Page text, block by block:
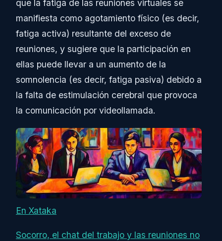
que la fatiga de las reuniones virtuales se
manifiesta como agotamiento físico (es decir,
fatiga activa) resultante del exceso de
reuniones, y sugiere que la participación en
ellas puede llevar a un aumento de la
somnolencia (es decir, fatiga pasiva) debido a
la falta de estimulación cerebral que provoca
la comunicación por videollamada.
En Xataka
Socorro, el chat del trabajo y las reuniones no